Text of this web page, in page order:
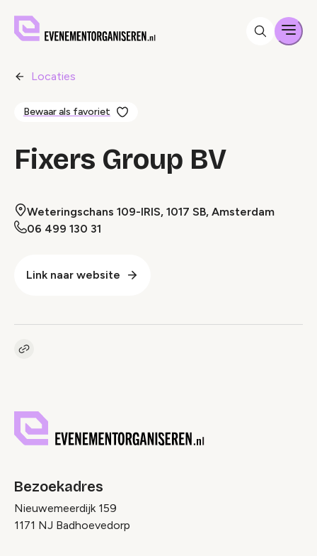
Locaties
Bewaar als favoriet
Fixers Group BV
Weteringschans 109-IRIS, 1017 SB, Amsterdam
06 499 130 31
Link naar website
Kopieer link naar pagina
Bezoekadres
Nieuwemeerdijk 159
1171 NJ Badhoevedorp